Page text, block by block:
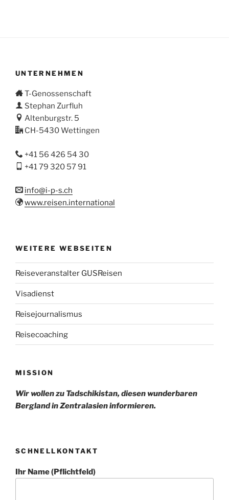
UNTERNEHMEN
T-Genossenschaft
Stephan Zurfluh
Altenburgstr. 5
CH-5430 Wettingen
+41 56 426 54 30
+41 79 320 57 91
info@i-p-s.ch
www.reisen.international
WEITERE WEBSEITEN
Reiseveranstalter GUSReisen
Visadienst
Reisejournalismus
Reisecoaching
MISSION
Wir wollen zu Tadschikistan, diesen wunderbaren
Bergland in Zentralasien informieren.
SCHNELLKONTAKT
Ihr Name (Pflichtfeld)